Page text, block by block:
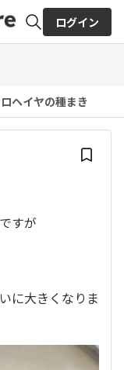
検索
ログイン
ヘイヤの種まき
すが
に大きくなりま